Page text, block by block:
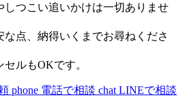
しつこい追いかけは一切ありませ
な点、納得いくまでお尋ねくださ
ルもOKです。
phone 電話で相談 chat LINEで相談